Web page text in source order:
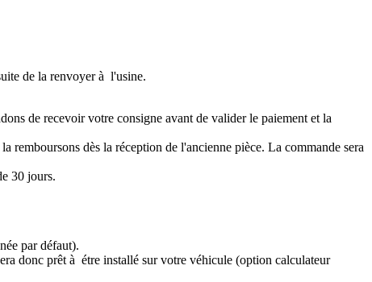
de la renvoyer à l'usine.
de recevoir votre consigne avant de valider le paiement et la
remboursons dès la réception de l'ancienne pièce. La commande sera
30 jours.
par défaut).
donc prêt à étre installé sur votre véhicule (option calculateur